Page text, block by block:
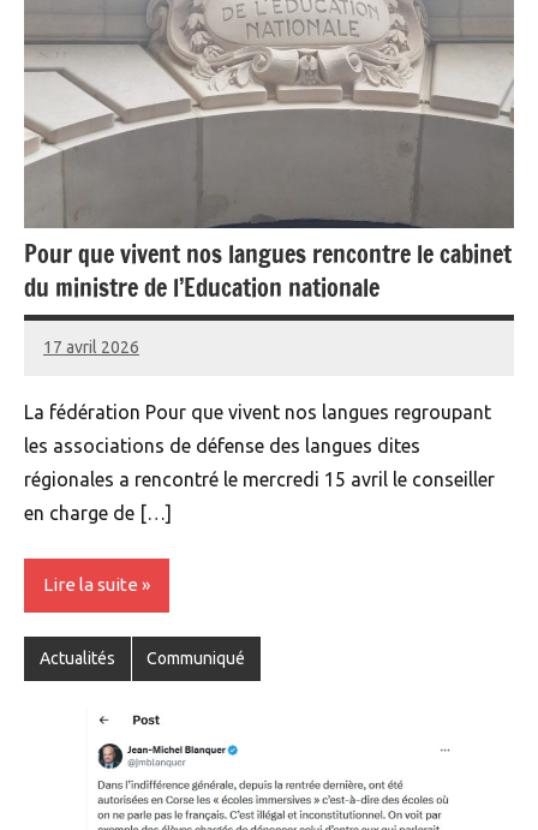
Pour que vivent nos langues rencontre le cabinet
du ministre de l’Education nationale
17 avril 2026
Renan
La fédération Pour que vivent nos langues regroupant
les associations de défense des langues dites
régionales a rencontré le mercredi 15 avril le conseiller
en charge de […]
Lire la suite
Actualités Communiqué